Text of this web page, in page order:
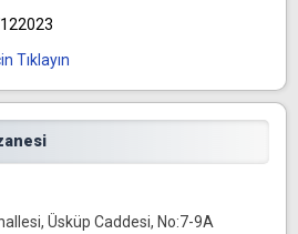
Tıklayın
Üsküp Caddesi, No:7-9A